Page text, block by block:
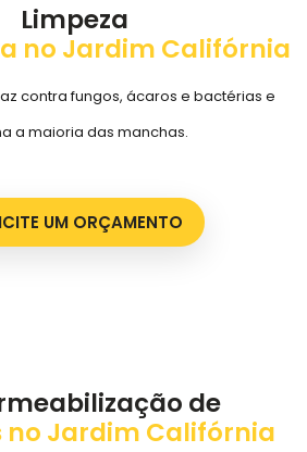
Limpeza
no Jardim Califórnia
contra fungos, ácaros e bactérias e
a maioria das manchas.
UM ORÇAMENTO
de
no Jardim Califórnia